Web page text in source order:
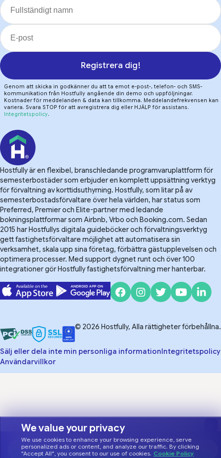
We value your privacy
We use cookies to enhance your browsing experience, serve
personalized ads or content, and analyze our traffic. By clicking
"Accept All", you consent to our use of cookies. Cookie Policy
Registrera dig!
Genom att skicka in godkänner du att ta emot e-post-, telefon- och SMS-
kommunikation från Hostfully angående din demo och uppföljningar.
Kostnader för meddelanden & data kan tillkomma. Meddelandefrekvensen kan
variera. Svara STOP för att avregistrera dig eller HJÄLP för assistans.
Integritetspolicy.
Hostfully är en flexibel, branschledande programvaruplattform för
semesterbostäder som erbjuder en komplett uppsättning verktyg
för förvaltning av korttidsuthyrning. Hostfully, som litar på av
semesterbostadsförvaltare över hela världen, har status som
Preferred, Premier och Elite-partner med ledande
bokningsplattformar som Airbnb, Vrbo och Booking.com. Sedan
2015 har Hostfullys digitala guideböcker och förvaltningsverktyg
gett fastighetsförvaltare möjlighet att automatisera sin
verksamhet, skala upp sina företag, förbättra gästupplevelsen och
optimera processer. Med support dygnet runt och över 100
integrationer gör Hostfully fastighetsförvaltning mer hanterbar.
© 2026 Hostfully, Alla rättigheter förbehållna.
Sälj eller dela inte min personliga informationIntegritetspolicy
Användarvillkor